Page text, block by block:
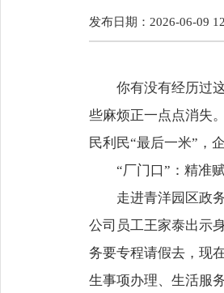
发布日期：2026-06-09
你有没有经历过
些麻烦正一点点消失
民利民“最后一米”，
“厂门口”：精准
走进青洋园区政
公司员工王家泰出示
务要专程请假去，现
生事项办理、生活服